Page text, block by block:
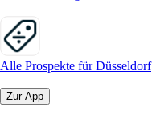
Alle Prospekte für Düsseldorf
Zur App